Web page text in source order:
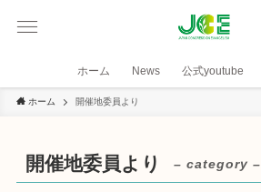
ホーム News 公式youtube
ホーム 開催地委員より
開催地委員より – category –